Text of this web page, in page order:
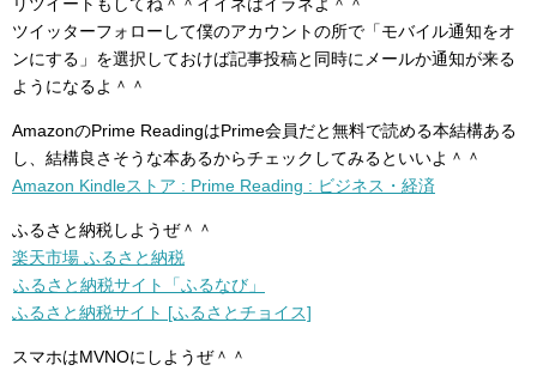
ツイッターフォローして僕のアカウントの所で「モバイル通知をオ
ンにする」を選択しておけば記事投稿と同時にメールか通知が来る
ようになるよ＾＾
AmazonのPrime ReadingはPrime会員だと無料で読める本結構ある
し、結構良さそうな本あるからチェックしてみるといいよ＾＾
Amazon Kindleストア : Prime Reading : ビジネス・経済
ふるさと納税しようぜ＾＾
楽天市場 ふるさと納税
ふるさと納税サイト「ふるなび」
ふるさと納税サイト [ふるさとチョイス]
スマホはMVNOにしようぜ＾＾